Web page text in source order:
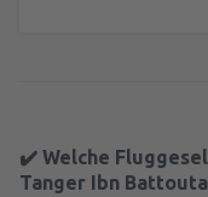
✔️ Welche
Tanger Ibn